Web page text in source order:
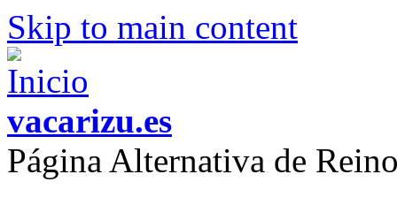
Skip to main content
vacarizu.es
Página Alternativa de